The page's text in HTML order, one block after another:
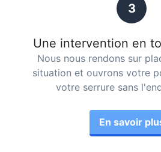
3
Une intervention en
Nous nous rendons sur
situation et ouvrons votre
votre serrure sans
En savoir